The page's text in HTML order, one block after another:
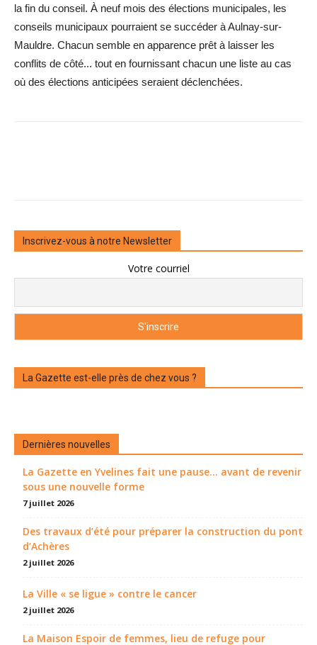
la fin du conseil. À neuf mois des élections municipales, les
conseils municipaux pourraient se succéder à Aulnay-sur-
Mauldre. Chacun semble en apparence prêt à laisser les
conflits de côté... tout en fournissant chacun une liste au cas
où des élections ­anticipées seraient déclenchées.
Inscrivez-vous à notre Newsletter
Votre courriel
La Gazette est-elle près de chez vous ?
Dernières nouvelles
La Gazette en Yvelines fait une pause... avant de revenir
sous une nouvelle forme
7 juillet 2026
Des travaux d’été pour préparer la construction du pont
d’Achères
2 juillet 2026
La Ville « se ligue » contre le cancer
2 juillet 2026
La Maison Espoir de femmes, lieu de refuge pour